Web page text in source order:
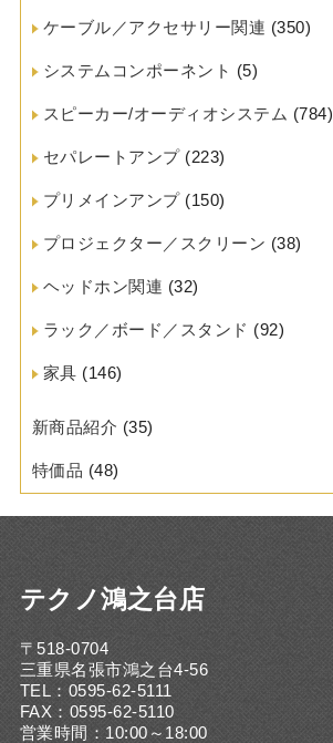
ケーブル／アクセサリー関連 (350)
システムコンポーネント (5)
スピーカー/オーディオシステム (784)
セパレートアンプ(223)
プリメインアンプ(150)
プロジェクター／スクリーン (38)
ヘッドホン関連 (32)
ラック／ボード／スタンド (92)
家具 (146)
新商品紹介 (35)
特価品 (48)
テクノ鴻之台店
〒518-0704
三重県名張市鴻之台4-56
TEL：0595-62-5111
FAX：0595-62-5110
営業時間：10:00～18:00